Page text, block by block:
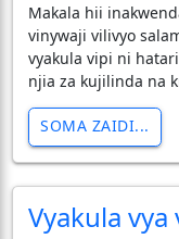
Makala hii
vinywaji vilivyo
vyakula vipi ni
njia za kujilinda na
SOMA ZAIDI...
Vyakula